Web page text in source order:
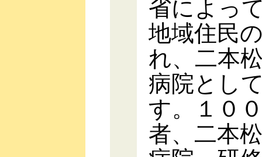
省によっ
地域住民
れ、二本
病院とし
す。１０
者、二本